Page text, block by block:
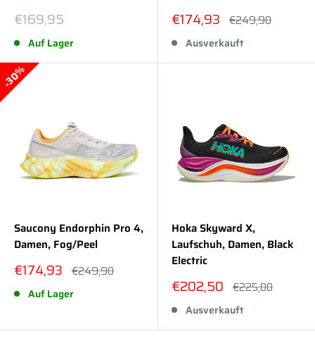
Sonderpreis
€169,95
Auf Lager
Sonderpreis
€174,93 Normalpreis
€249,90
Ausverkauft
30%
Saucony Endorphin Pro 4,
Damen, Fog/Peel
Sonderpreis
€174,93 Normalpreis
€249,90
Auf Lager
Hoka Skyward X,
Laufschuh, Damen, Black
Electric
Sonderpreis
€202,50 Normalpreis
€225,00
Ausverkauft